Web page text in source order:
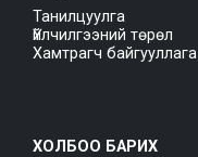
Танилцуулга
Үйлчилгээний төрөл
Хамтрагч байгууллага
ХОЛБОО БАРИХ